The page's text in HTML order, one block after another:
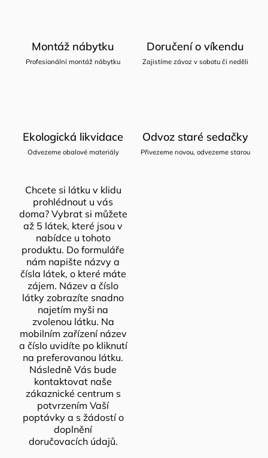
Montáž nábytku
Profesionální montáž nábytku
Doručení o víkendu
Zajistíme závoz v sobotu či neděli
Ekologická likvidace
Odvezeme obalové materiály
Odvoz staré sedačky
Přivezeme novou, odvezeme starou
Chcete si látku v klidu
prohlédnout u vás
doma? Vybrat si můžete
až 5 látek, které jsou v
nabídce u tohoto
produktu. Do formuláře
nám napište názvy a
čísla látek, o které máte
zájem. Název a číslo
látky zobrazíte snadno
najetím myši na
zvolenou látku. Na
mobilním zařízení název
a číslo uvidíte po kliknutí
na preferovanou látku.
Následně Vás bude
kontaktovat naše
zákaznické centrum s
potvrzením Vaší
poptávky a s žádostí o
doplnění
doručovacích údajů.